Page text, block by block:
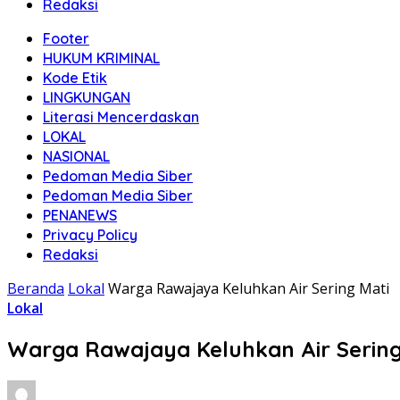
Redaksi
Footer
HUKUM KRIMINAL
Kode Etik
LINGKUNGAN
Literasi Mencerdaskan
LOKAL
NASIONAL
Pedoman Media Siber
Pedoman Media Siber
PENANEWS
Privacy Policy
Redaksi
Beranda Lokal Warga Rawajaya Keluhkan Air Sering Mati
Lokal
Warga Rawajaya Keluhkan Air